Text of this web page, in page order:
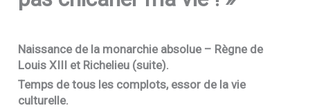
Naissance de la monarchie absolue – Règne de
LouisXIII et Richelieu (suite).
Temps de tous les complots, essor de la vie
culturelle.